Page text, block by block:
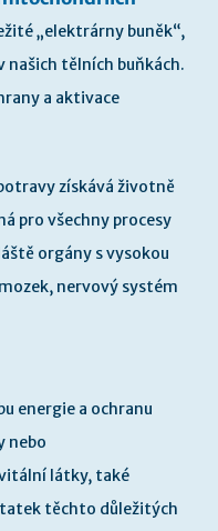
„elektrárny buněk“,
tělních buňkách.
a aktivace
získává životně
pro všechny procesy
orgány s vysokou
nervový systém
energie a ochranu
nebo
látky, také
těchto důležitých